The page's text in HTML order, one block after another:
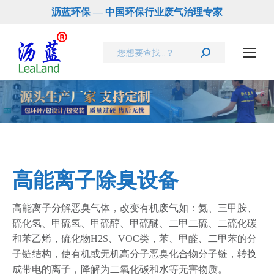
沥蓝环保 — 中国环保行业废气治理专家
Search:
您在这里：
高能离子除臭设备
高能离子分解恶臭气体，改变有机废气如：氨、三甲胺、
硫化氢、甲硫氢、甲硫醇、甲硫醚、二甲二硫、二硫化碳
和苯乙烯，硫化物H2S、VOC类，苯、甲醛、二甲苯的分
子链结构，使有机或无机高分子恶臭化合物分子链，转换
成带电的离子，降解为二氧化碳和水等无害物质。